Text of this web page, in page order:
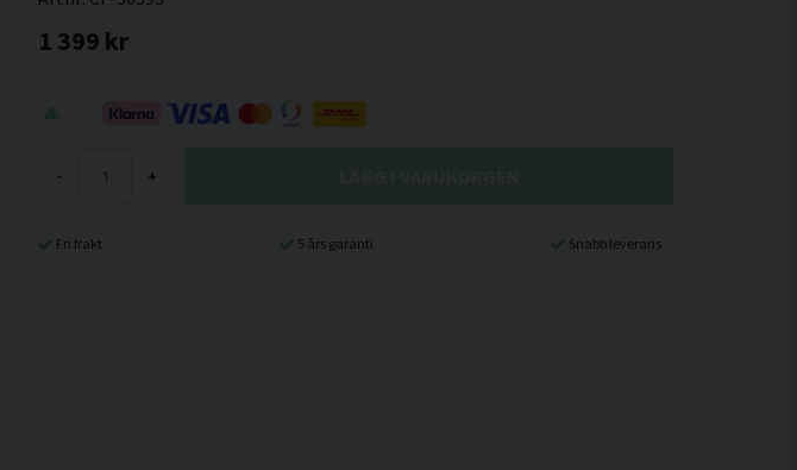
1 399 kr
- +
Fri frakt 5 års garanti Snabb leverans